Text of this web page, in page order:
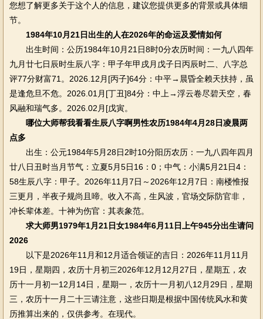
您想了解更多关于这个人的信息，建议您提供更多的背景或具体细
节。
1984年10月21日出生的人在2026年的命运及爱情如何
出生时间：公历1984年10月21日8时0分农历时间：一九八四年
九月廿七日辰时生辰八字：甲子年甲戌月戊子日丙辰时二、八字总
评77分财富71。2026.12月[丙子]64分：中平→晨昏全赖天扶持，虽
是逢危旦不危。2026.01月[丁丑]84分：中上→浮云卷尽碧天空，春
风融和瑞气多。2026.02月[戊寅。
哪位大师帮我看看生辰八字啊男性农历1984年4月28日凌晨两
点多
出生：公元1984年5月28日2时10分阳历农历：一九八四年四月
廿八日丑时当月节气：立夏5月5日16：0；中气：小满5月21日4：
58生辰八字：甲子。2026年11月7日～2026年12月7日：南楼惟报
三更月，半夜子规尚且啼。收入不高，生风波，官场交际防官非，
冲长辈体差。十神为伤官：其表象范。
求大师男1979年1月21日女1984年6月11日上午945分出生请问
2026
以下是2026年11月和12月适合领证的吉日：2026年11月11月
19日，星期四，农历十月初三2026年12月12月27日，星期五，农
历十一月初一12月14日，星期一，农历十一月初八12月29日，星期
三，农历十一月二十三请注意，这些日期是根据中国传统风水和黄
历推算出来的，仅供参考。在现代。